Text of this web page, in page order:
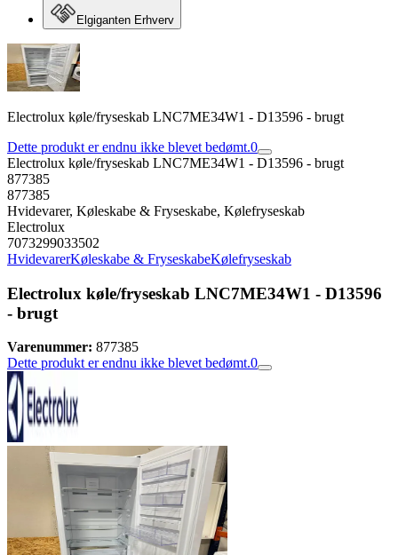
Elgiganten Erhverv
Electrolux køle/fryseskab LNC7ME34W1 - D13596 - brugt
Dette produkt er endnu ikke blevet bedømt.0
Electrolux køle/fryseskab LNC7ME34W1 - D13596 - brugt
877385
877385
Hvidevarer, Køleskabe & Fryseskabe, Kølefryseskab
Electrolux
7073299033502
HvidevarerKøleskabe & FryseskabeKølefryseskab
Electrolux køle/fryseskab LNC7ME34W1 - D13596
- brugt
Varenummer: 877385
Dette produkt er endnu ikke blevet bedømt.0